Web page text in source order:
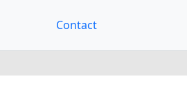
Contact